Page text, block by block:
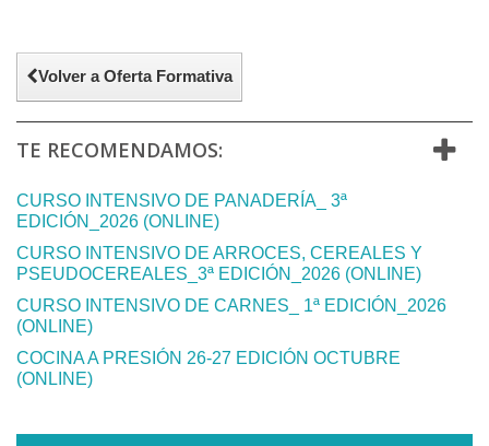
Volver a Oferta Formativa
TE RECOMENDAMOS:
CURSO INTENSIVO DE PANADERÍA_ 3ª
EDICIÓN_2026 (ONLINE)
CURSO INTENSIVO DE ARROCES, CEREALES Y
PSEUDOCEREALES_3ª EDICIÓN_2026 (ONLINE)
CURSO INTENSIVO DE CARNES_ 1ª EDICIÓN_2026
(ONLINE)
COCINA A PRESIÓN 26-27 EDICIÓN OCTUBRE
(ONLINE)